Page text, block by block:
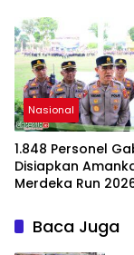
Nasional
1.848 Personel
Disiapkan
Merdeka Run
Baca Juga